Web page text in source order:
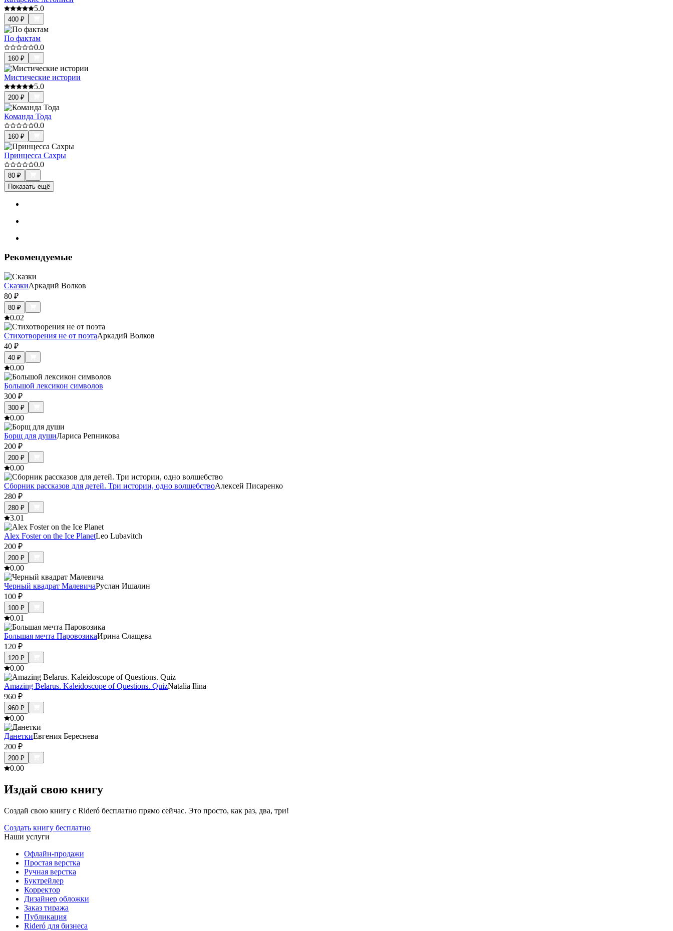
5.0
400 ₽
По фактам
0.0
160 ₽
Мистические истории
5.0
200 ₽
Команда Тода
0.0
160 ₽
Принцесса Сахры
0.0
80 ₽
Показать ещё
Рекомендуемые
СказкиАркадий Волков
80 ₽
80 ₽
0.02
Стихотворения не от поэтаАркадий Волков
40 ₽
40 ₽
0.00
Большой лексикон символов
300 ₽
300 ₽
0.00
Борщ для душиЛариса Репникова
200 ₽
200 ₽
0.00
Cборник рассказов для детей. Три истории, одно волшебствоАлексей Писаренко
280 ₽
280 ₽
3.01
Alex Foster on the Ice PlanetLeo Lubavitch
200 ₽
200 ₽
0.00
Черный квадрат МалевичаРуслан Ишалин
100 ₽
100 ₽
0.01
Большая мечта ПаровозикаИрина Слащева
120 ₽
120 ₽
0.00
Amazing Belarus. Kaleidoscope of Questions. QuizNatalia Ilina
960 ₽
960 ₽
0.00
ДанеткиЕвгения Береснева
200 ₽
200 ₽
0.00
Издай свою книгу
Создай свою книгу с Rideró бесплатно прямо сейчас. Это просто, как раз, два, три!
Создать книгу бесплатно
Наши услуги
Офлайн-продажи
Простая верстка
Ручная верстка
Буктрейлер
Корректор
Дизайнер обложки
Заказ тиража
Публикация
Rideró для бизнеса